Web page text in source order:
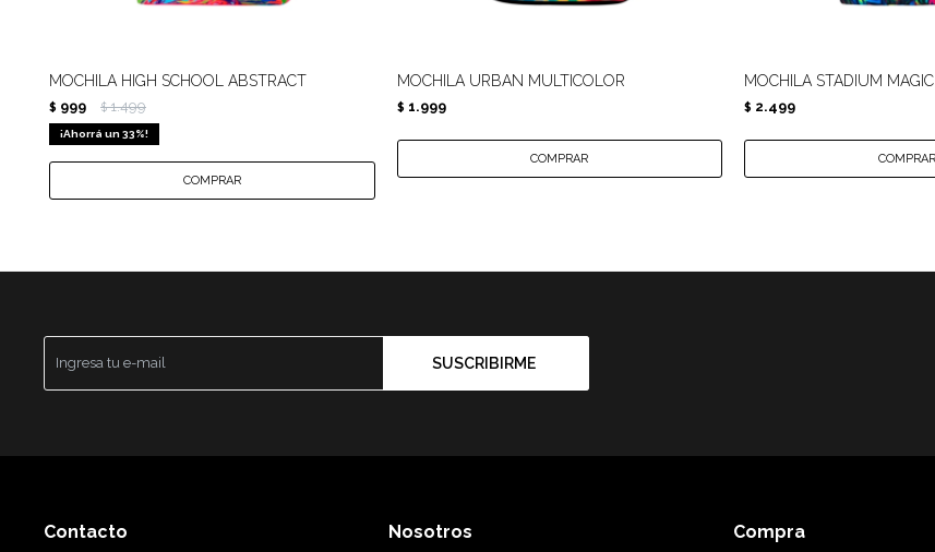
MOCHILA HIGH SCHOOL ABSTRACT
$ 999 $ 1.499
33
MOCHILA URBAN MULTICOLOR
$ 1.999
MOCHILA STADIUM MAGIC
$ 2.499
SUSCRIBIRME
Contacto Nosotros Compra